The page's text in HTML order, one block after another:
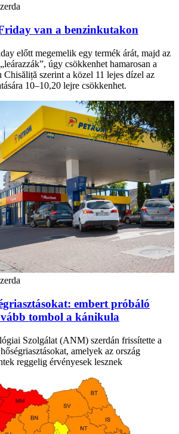
van a benzinkutakon
előtt megemelik egy termék árát, majd az
úgy csökkenhet hamarosan a
szerint a közel 11 lejes dízel az
10–10,20 lejre csökkenhet.
embert próbáló
tombol a kánikula
Szolgálat (ANM) szerdán frissítette a
amelyek az ország
reggelig érvényesek lesznek